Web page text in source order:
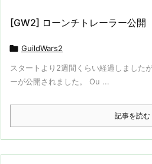
[GW2] ローンチトレーラー公開
 GuildWars2
スタートより2週間くらい経過しました
ーが公開されました。 Ou ...
記事を読む